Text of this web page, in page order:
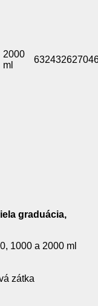
2000
ml
graduácia,
1000 a 2000 ml
zátka